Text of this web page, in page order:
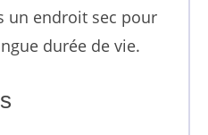
un endroit sec pour
durée de vie.